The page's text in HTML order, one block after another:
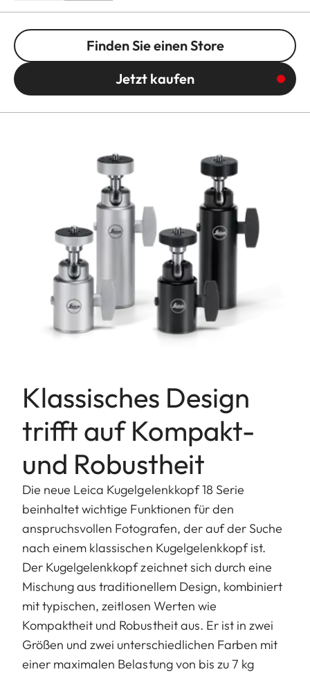
Finden Sie einen Store
Jetzt kaufen
Klassisches Design
trifft auf Kompakt-
und Robustheit
Die neue Leica Kugelgelenkkopf 18 Serie
beinhaltet wichtige Funktionen für den
anspruchsvollen Fotografen, der auf der Suche
nach einem klassischen Kugelgelenkkopf ist.
Der Kugelgelenkkopf zeichnet sich durch eine
Mischung aus traditionellem Design, kombiniert
mit typischen, zeitlosen Werten wie
Kompaktheit und Robustheit aus. Er ist in zwei
Größen und zwei unterschiedlichen Farben mit
einer maximalen Belastung von bis zu 7 kg